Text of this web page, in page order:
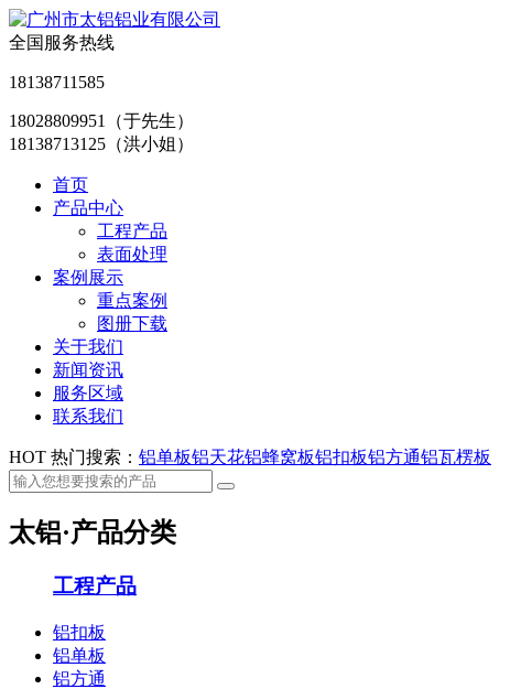
全国服务热线
18138711585
18028809951
（于先生）
18138713125 （洪小姐）
首页
产品中心
工程产品
表面处理
案例展示
重点案例
图册下载
关于我们
新闻资讯
服务区域
联系我们
HOT 热门搜索： 铝单板铝天花铝蜂窝板铝扣板铝方通铝瓦楞板
太铝·产品分类
工程产品
铝扣板
铝单板
铝方通